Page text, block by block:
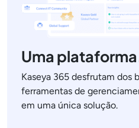
Uma
Kaseya 365 desfrutam dos
ferramentas de
em uma única solução.